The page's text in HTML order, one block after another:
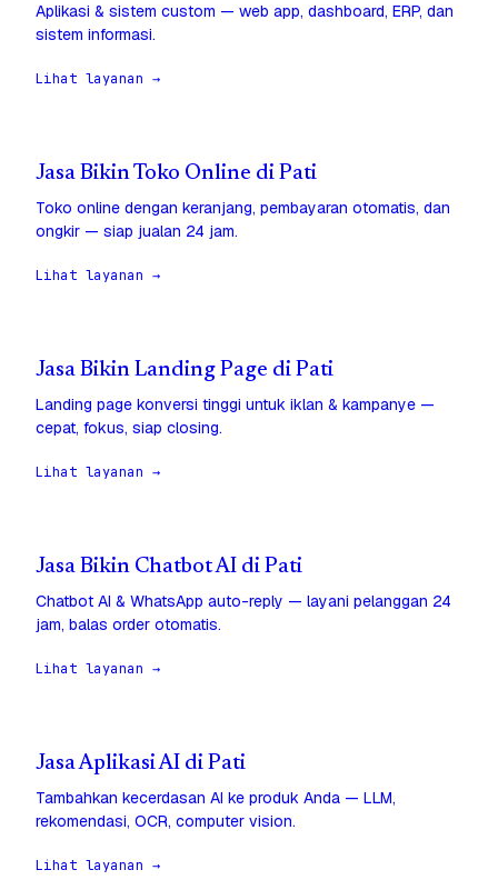
Aplikasi & sistem custom — web app, dashboard, ERP, dan
sistem informasi.
Lihat layanan →
Jasa Bikin Toko Online di Pati
Toko online dengan keranjang, pembayaran otomatis, dan
ongkir — siap jualan 24 jam.
Lihat layanan →
Jasa Bikin Landing Page di Pati
Landing page konversi tinggi untuk iklan & kampanye —
cepat, fokus, siap closing.
Lihat layanan →
Jasa Bikin Chatbot AI di Pati
Chatbot AI & WhatsApp auto-reply — layani pelanggan 24
jam, balas order otomatis.
Lihat layanan →
Jasa Aplikasi AI di Pati
Tambahkan kecerdasan AI ke produk Anda — LLM,
rekomendasi, OCR, computer vision.
Lihat layanan →